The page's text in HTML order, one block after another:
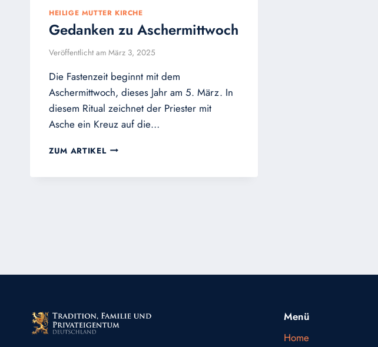
HEILIGE MUTTER KIRCHE
Gedanken zu Aschermittwoch
Veröffentlicht am März 3, 2025
Die Fastenzeit beginnt mit dem
Aschermittwoch, dieses Jahr am 5. März. In
diesem Ritual zeichnet der Priester mit
Asche ein Kreuz auf die…
ZUM ARTIKEL GEDANKEN
Menü
Home